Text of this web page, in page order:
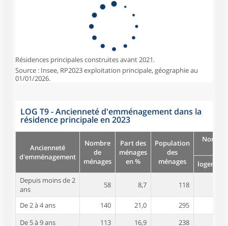
Résidences principales construites avant 2021.
Source : Insee, RP2023 exploitation principale, géographie au
01/01/2026.
LOG T9 - Ancienneté d'emménagement dans la
résidence principale en 2023
Ancienneté
d'emménagement
Nombre
de
ménages
Part des
ménages
en %
Population
des
ménages
logement
Depuis moins de 2
ans
58 8,7 118
De 2 à 4 ans 140 21,0 295
De 5 à 9 ans
113 16,9 238